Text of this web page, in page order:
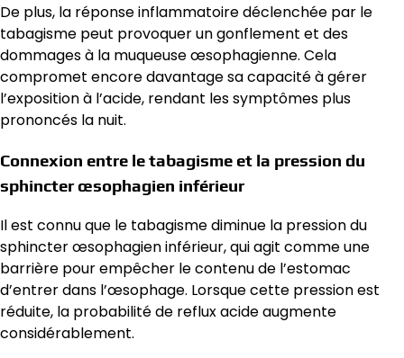
De plus, la réponse inflammatoire déclenchée par le
tabagisme peut provoquer un gonflement et des
dommages à la muqueuse œsophagienne. Cela
compromet encore davantage sa capacité à gérer
l’exposition à l’acide, rendant les symptômes plus
prononcés la nuit.
Connexion entre le tabagisme et la pression du
sphincter œsophagien inférieur
Il est connu que le tabagisme diminue la pression du
sphincter œsophagien inférieur, qui agit comme une
barrière pour empêcher le contenu de l’estomac
d’entrer dans l’œsophage. Lorsque cette pression est
réduite, la probabilité de reflux acide augmente
considérablement.